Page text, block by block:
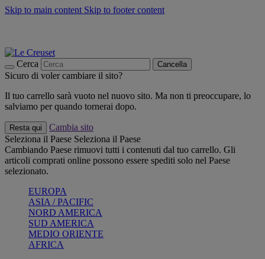
Skip to main content Skip to footer content
Cerca Cancella
Sicuro di voler cambiare il sito?
Il tuo carrello sarà vuoto nel nuovo sito. Ma non ti preoccupare, lo
salviamo per quando tornerai dopo.
Resta qui
Cambia sito
Seleziona il Paese Seleziona il Paese
Cambiando Paese rimuovi tutti i contenuti dal tuo carrello. Gli
articoli comprati online possono essere spediti solo nel Paese
selezionato.
EUROPA
ASIA / PACIFIC
NORD AMERICA
SUD AMERICA
MEDIO ORIENTE
AFRICA